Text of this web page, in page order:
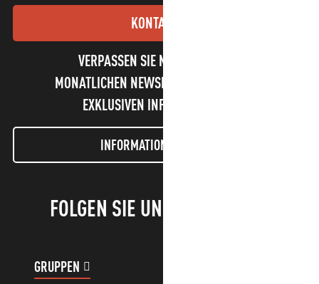
KONTAKT
VERPASSEN SIE NICHT UNSEREN
MONATLICHEN NEWSLETTER UND UNSERE
EXKLUSIVEN INFORMATIONEN!
INFORMATIONEN LETTER
FOLGEN SIE UNS!
GRUPPEN